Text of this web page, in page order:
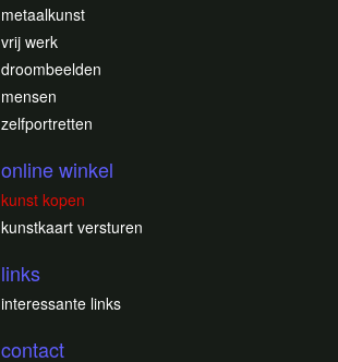
metaalkunst
vrij werk
droombeelden
mensen
zelfportretten
online winkel
kunst kopen
kunstkaart versturen
links
interessante links
contact